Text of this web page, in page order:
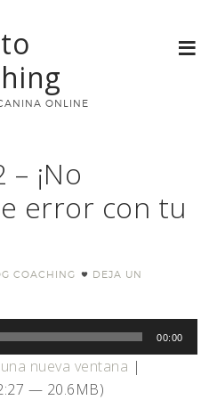
ONLINE
¡No
error con tu
COACHING
DEJA UN
00:00
nueva ventana |
— 20.6MB)